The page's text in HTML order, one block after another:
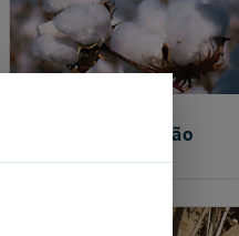
Cultura do Algodão